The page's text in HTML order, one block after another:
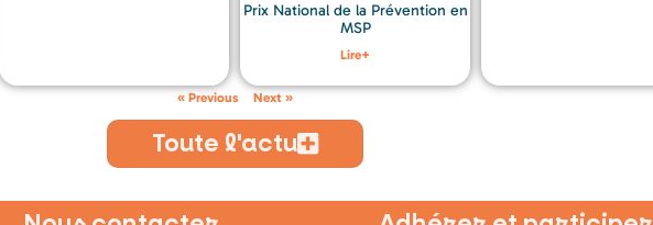
Prix National de la Prévention en
MSP
Lire+
« Previous
Next »
Toute l'actu